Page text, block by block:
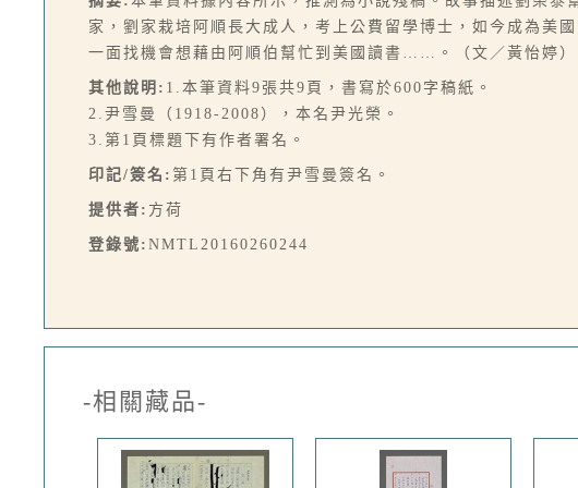
家，劉家栽培阿順長大成人，考上公費留學博士，如今成為美
一面找機會想藉由阿順伯幫忙到美國讀書……。（文／黃怡婷）
其他說明: 1.本筆資料9張共9頁，書寫於600字稿紙。
2.尹雪曼（1918-2008），本名尹光榮。
3.第1頁標題下有作者署名。
印記/簽名: 第1頁右下角有尹雪曼簽名。
提供者: 方荷
登錄號: NMTL20160260244
-相關藏品-